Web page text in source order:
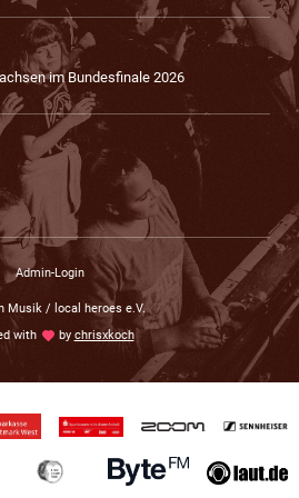
im Bundesfinale 2026
Admin-Login
Musik / local heroes e.V.
withlove by chrisxkoch